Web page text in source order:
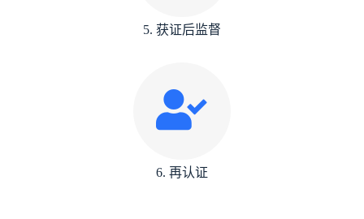
5. 获证后监督
6. 再认证